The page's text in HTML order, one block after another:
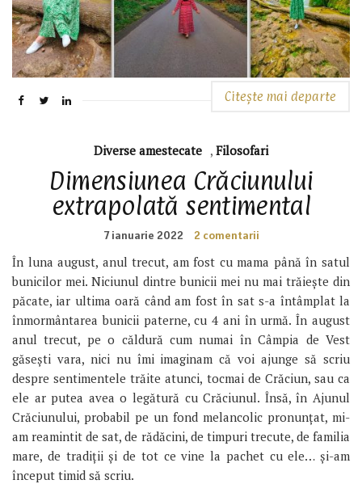
Citește mai departe
Diverse amestecate , Filosofari
Dimensiunea Crăciunului
extrapolată sentimental
7 ianuarie 2022 2 comentarii
În luna august, anul trecut, am fost cu mama până în satul
bunicilor mei. Niciunul dintre bunicii mei nu mai trăiește din
păcate, iar ultima oară când am fost în sat s-a întâmplat la
înmormântarea bunicii paterne, cu 4 ani în urmă. În august
anul trecut, pe o căldură cum numai în Câmpia de Vest
găsești vara, nici nu îmi imaginam că voi ajunge să scriu
despre sentimentele trăite atunci, tocmai de Crăciun, sau ca
ele ar putea avea o legătură cu Crăciunul. Însă, în Ajunul
Crăciunului, probabil pe un fond melancolic pronunțat, mi-
am reamintit de sat, de rădăcini, de timpuri trecute, de familia
mare, de tradiții și de tot ce vine la pachet cu ele… și-am
început timid să scriu.